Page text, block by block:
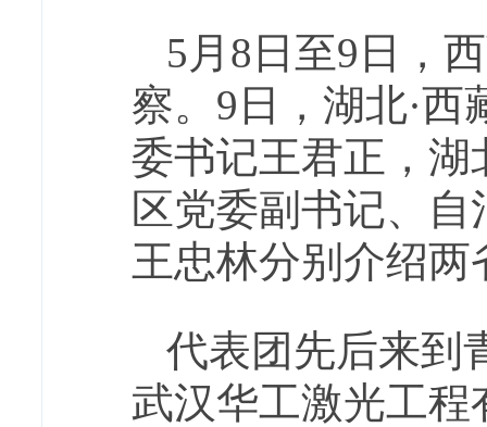
5月8日至9日，
察。9日，湖北·
委书记王君正，
区党委副书记、
王忠林分别介绍
代表团先后来到
武汉华工激光工